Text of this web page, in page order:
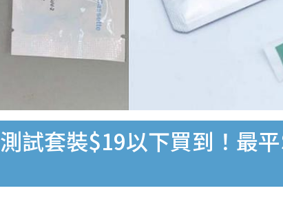
試套裝$19以下買到！最